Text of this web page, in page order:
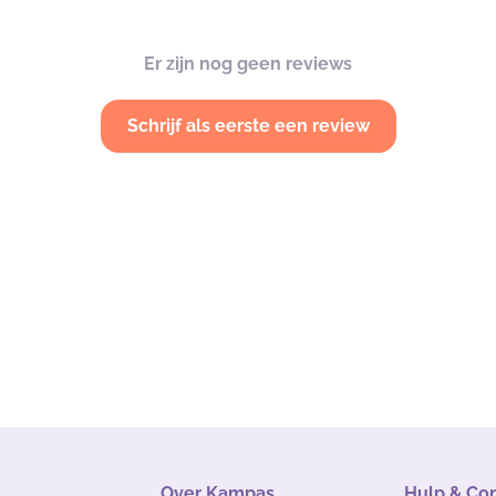
Er zijn nog geen reviews
Schrijf als eerste een review